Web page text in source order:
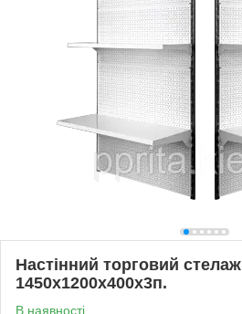
Настінний торговий стелаж
1450х1200х400х3п.
В наявності